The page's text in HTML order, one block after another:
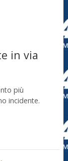
in via
più
incidente.